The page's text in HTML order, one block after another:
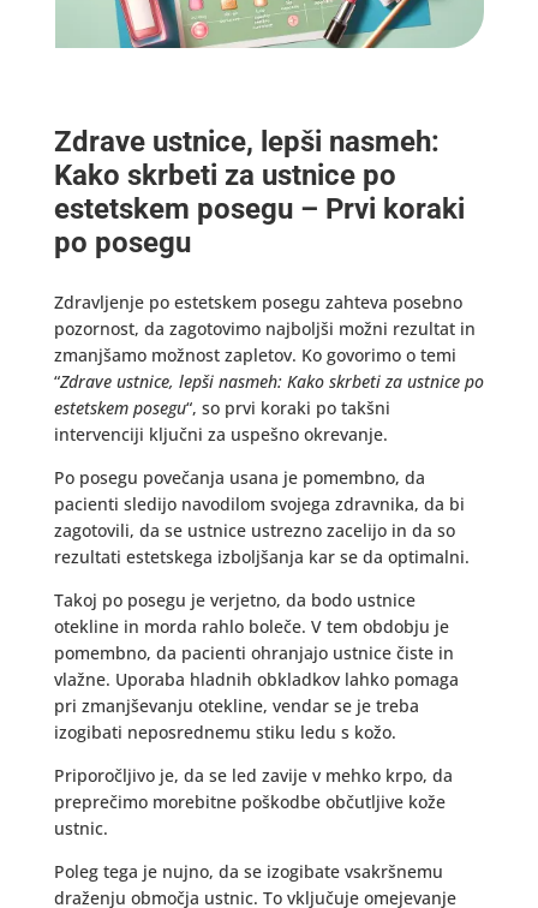
Zdrave ustnice, lepši nasmeh:
Kako skrbeti za ustnice po
estetskem posegu – Prvi koraki
po posegu
Zdravljenje po estetskem posegu zahteva posebno
pozornost, da zagotovimo najboljši možni rezultat in
zmanjšamo možnost zapletov. Ko govorimo o temi
“Zdrave ustnice, lepši nasmeh: Kako skrbeti za ustnice po
estetskem posegu“, so prvi koraki po takšni
intervenciji ključni za uspešno okrevanje.
Po posegu povečanja usana je pomembno, da
pacienti sledijo navodilom svojega zdravnika, da bi
zagotovili, da se ustnice ustrezno zacelijo in da so
rezultati estetskega izboljšanja kar se da optimalni.
Takoj po posegu je verjetno, da bodo ustnice
otekline in morda rahlo boleče. V tem obdobju je
pomembno, da pacienti ohranjajo ustnice čiste in
vlažne. Uporaba hladnih obkladkov lahko pomaga
pri zmanjševanju otekline, vendar se je treba
izogibati neposrednemu stiku ledu s kožo.
Priporočljivo je, da se led zavije v mehko krpo, da
preprečimo morebitne poškodbe občutljive kože
ustnic.
Poleg tega je nujno, da se izogibate vsakršnemu
draženju območja ustnic. To vključuje omejevanje